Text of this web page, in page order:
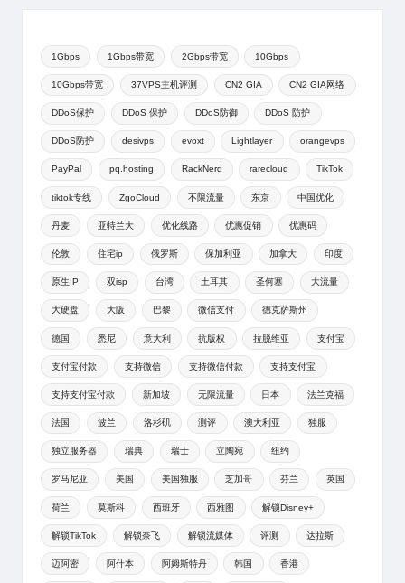
1Gbps 1Gbps带宽 2Gbps带宽 10Gbps
10Gbps带宽 37VPS主机评测 CN2 GIA CN2 GIA网络
DDoS保护 DDoS 保护 DDoS防御 DDoS 防护
DDoS防护 desivps evoxt Lightlayer orangevps
PayPal pq.hosting RackNerd rarecloud TikTok
tiktok专线 ZgoCloud 不限流量 东京 中国优化
丹麦 亚特兰大 优化线路 优惠促销 优惠码
伦敦 住宅ip 俄罗斯 保加利亚 加拿大 印度
原生IP 双isp 台湾 土耳其 圣何塞 大流量
大硬盘 大阪 巴黎 微信支付 德克萨斯州
德国 悉尼 意大利 抗版权 拉脱维亚 支付宝
支付宝付款 支持微信 支持微信付款 支持支付宝
支持支付宝付款 新加坡 无限流量 日本 法兰克福
法国 波兰 洛杉矶 测评 澳大利亚 独服
独立服务器 瑞典 瑞士 立陶宛 纽约
罗马尼亚 美国 美国独服 芝加哥 芬兰 英国
荷兰 莫斯科 西班牙 西雅图 解锁Disney+
解锁TikTok 解锁奈飞 解锁流媒体 评测 达拉斯
迈阿密 阿什本 阿姆斯特丹 韩国 香港